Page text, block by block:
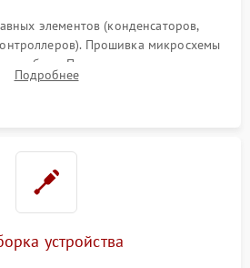
элементов (конденсаторов,
Прошивка микросхемы
сбоях. При поломке подсветки —
замена выгоревших светодиодов.
Подробнее
устройства